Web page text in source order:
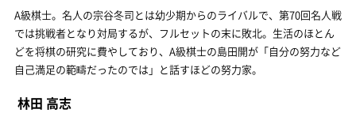
A級棋士。名人の宗谷冬司とは幼少期からのライバルで、第70回名人戦
では挑戦者となり対局するが、フルセットの末に敗北。生活のほとん
どを将棋の研究に費やしており、A級棋士の島田開が「自分の努力など
自己満足の範疇だったのでは」と話すほどの努力家。
林田 高志